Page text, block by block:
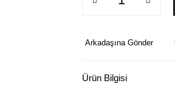
Arkadaşına Gönder
Ürün Bilgisi